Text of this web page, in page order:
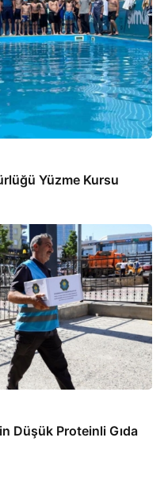
Yüzme Kursu
Düşük Proteinli Gıda